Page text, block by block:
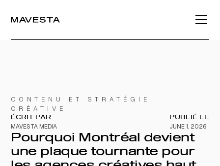
CONTENU ET STRATÉGIE
CRÉATIVE
ÉCRIT PAR
MAVESTA MEDIA
PUBLIÉ LE
JUNE 1, 2026
Pourquoi Montréal devient
une plaque tournante pour